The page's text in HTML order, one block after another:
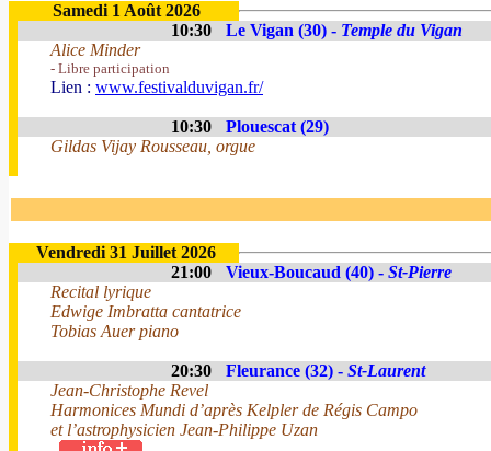
Samedi 1 Août 2026
10:30
Le Vigan (30) - Temple du Vigan
Alice Minder
- Libre participation
Lien : www.festivalduvigan.fr/
10:30
Plouescat (29)
Gildas Vijay Rousseau, orgue
Vendredi 31 Juillet 2026
21:00
Vieux-Boucaud (40) - St-Pierre
Recital lyrique
Edwige Imbratta cantatrice
Tobias Auer piano
20:30 Fleurance (32) - St-Laurent
Jean-Christophe Revel
Harmonices Mundi d’après Kelpler de Régis Campo
et l’astrophysicien Jean-Philippe Uzan